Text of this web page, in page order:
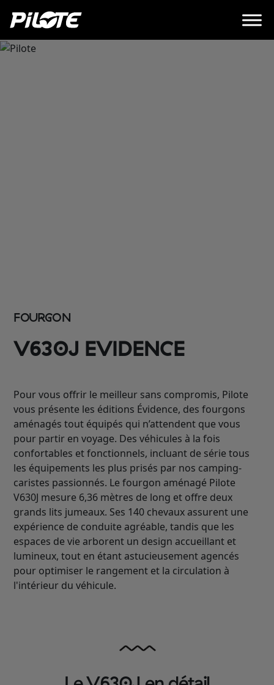
FOURGON
V630J EVIDENCE
Pour vous offrir le meilleur sans compromis, Pilote
vous présente les éditions Évidence, des fourgons
aménagés tout équipés qui n’attendent que vous
pour partir en voyage. Des véhicules à la fois
confortables et fonctionnels, incluant de série tous
les équipements les plus prisés par nos camping-
caristes passionnés. Le fourgon aménagé Pilote
V630J mesure 6,36 mètres de long et offre deux
grands lits jumeaux. Ses 140 chevaux assurent une
expérience de conduite agréable, tandis que les
espaces de vie arborent un design accueillant et
lumineux, tout en étant astucieusement agencés
pour optimiser le rangement et la circulation à
l'intérieur du véhicule.